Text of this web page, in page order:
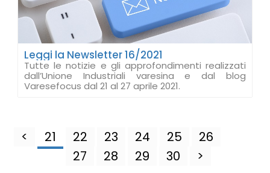
Leggi la Newsletter 16/2021
Tutte le notizie e gli approfondimenti realizzati
dall’Unione Industriali varesina e dal blog
Varesefocus dal 21 al 27 aprile 2021.
< 21 22 23 24 25
26
27
28 29 30 >